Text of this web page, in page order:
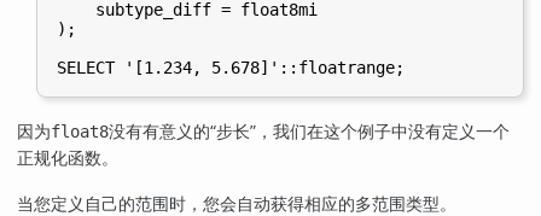
    subtype_diff = float8mi
);
因为float8没有有意义的“步长” ，我们在这个例子中没有定义一个
正规化函数。
当您定义自己的范围时，您会自动获得相应的多范围类型。